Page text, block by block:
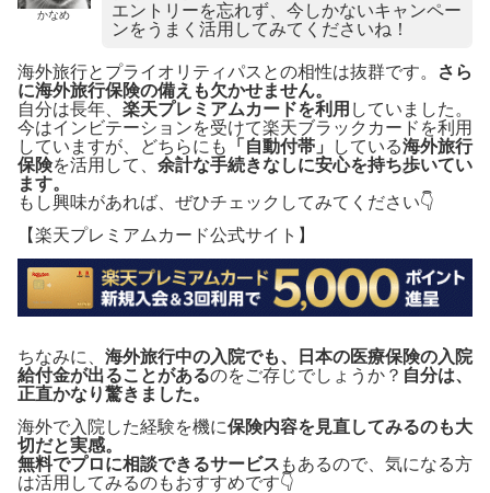
かなめ
エントリーを忘れず、今しかないキャンペー
ンをうまく活用してみてくださいね！
海外旅行とプライオリティパスとの相性は抜群です。
さら
に海外旅行保険の備えも欠かせません。
自分は長年、 楽天プレミアムカードを利用 していました。
今はインビテーションを受けて楽天ブラックカードを利用
していますが、どちらにも
「自動付帯」 している海外旅行
保険を活用して、 余計な手続きなしに安心を持ち歩いてい
ます。
もし興味があれば、ぜひチェックしてみてください👇
【楽天プレミアムカード公式サイト】
ちなみに、 海外旅行中の入院でも、日本の医療保険の入院
給付金が出ることがあるのをご存じでしょうか？ 自分は、
正直かなり驚きました。
海外で入院した経験を機に保険内容を見直してみるのも大
切だと実感。
無料でプロに相談できるサービス もあるので、気になる方
は活用してみるのもおすすめです👇